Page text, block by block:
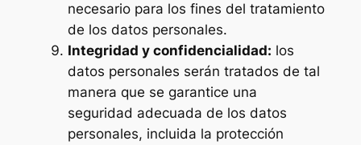
necesario para los fines del tratamiento
de los datos personales.
Integridad y confidencialidad: los
datos personales serán tratados de tal
manera que se garantice una
seguridad adecuada de los datos
personales, incluida la protección